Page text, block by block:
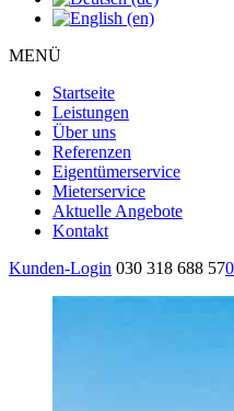
MENÜ
Startseite
Leistungen
Über uns
Referenzen
Eigentümerservice
Mieterservice
Aktuelle Angebote
Kontakt
Kunden-Login 030 318 688 57